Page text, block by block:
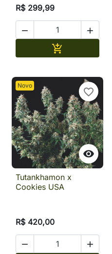
R$ 299,99
 

Novo

favorite_border
Tutankhamon x
Cookies USA
R$ 420,00
 